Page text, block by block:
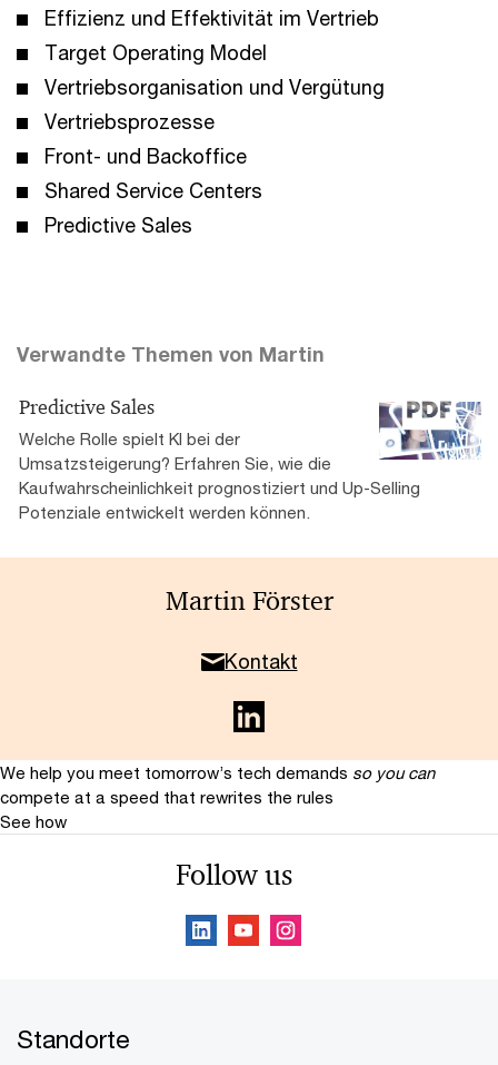
Effizienz und Effektivität im Vertrieb
Target Operating Model
Vertriebsorganisation und Vergütung
Vertriebsprozesse
Front- und Backoffice
Shared Service Centers
Predictive Sales
Verwandte Themen von Martin
Predictive Sales
Welche Rolle spielt KI bei der
Umsatzsteigerung? Erfahren Sie, wie die
Kaufwahrscheinlichkeit prognostiziert und Up-Selling
Potenziale entwickelt werden können.
Martin Förster
Kontakt
We help you meet tomorrow’s tech demands so you can
compete at a speed that rewrites the rules
See how
Follow us
Standorte